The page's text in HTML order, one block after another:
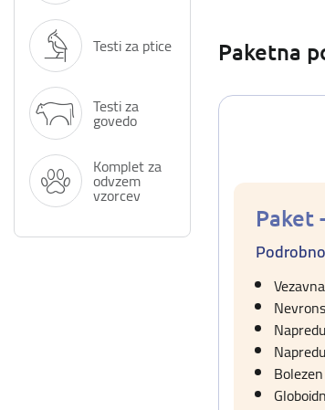
Testi za ptice
Testi za
govedo
Komplet za
odvzem
vzorcev
Paketna
Paket
Podrobno